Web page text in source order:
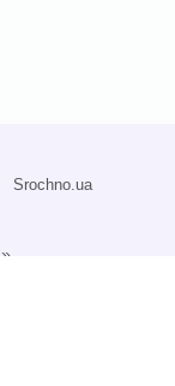
Srochno.ua
»